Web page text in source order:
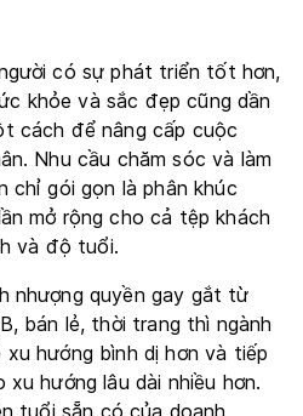
có sự phát triển tốt hơn,
khỏe và sắc đẹp cũng dần
cách để nâng cấp cuộc
Nhu cầu chăm sóc và làm
chỉ gói gọn là phân khúc
mở rộng cho cả tệp khách
và độ tuổi.
nhượng quyền gay gắt từ
bán lẻ, thời trang thì ngành
hướng bình dị hơn và tiếp
hướng lâu dài nhiều hơn.